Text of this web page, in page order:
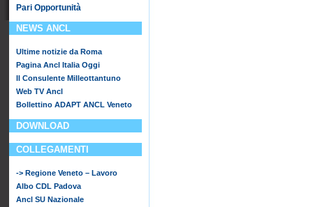
Pari Opportunità
NEWS ANCL
Ultime notizie da Roma
Pagina Ancl Italia Oggi
Il Consulente Milleottantuno
Web TV Ancl
Bollettino ADAPT ANCL Veneto
DOWNLOAD
COLLEGAMENTI
-> Regione Veneto – Lavoro
Albo CDL Padova
Ancl SU Nazionale